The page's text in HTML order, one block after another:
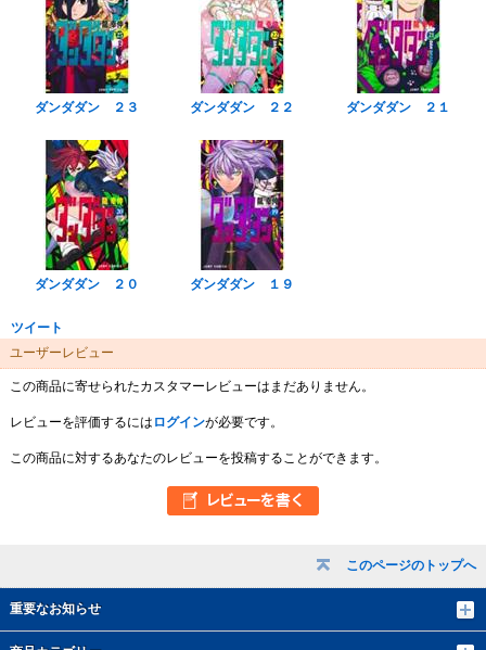
このページのトップへ
重要なお知らせ
ダンダダン ２３ ダンダダン ２２ ダンダダン ２１
ダンダダン ２０ ダンダダン １９
ツイート
ユーザーレビュー
この商品に寄せられたカスタマーレビューはまだありません。
レビューを評価するには ログインが必要です。
この商品に対するあなたのレビューを投稿することができます。